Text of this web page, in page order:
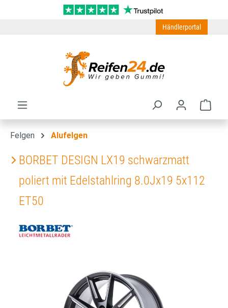
Zum Hauptinhalt springen
Händlerportal
Felgen Alufelgen
BORBET DESIGN LX19 schwarzmatt
poliert mit Edelstahlring 8.0Jx19 5x112
ET50